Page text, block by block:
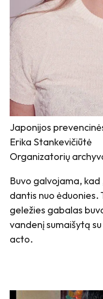
Japonijos
Erika Stankevičiūtė
Organizatorių
Buvo galvojama,
dantis nuo ėduonies.
geležies gabalas
vandenį sumaišytą
acto.